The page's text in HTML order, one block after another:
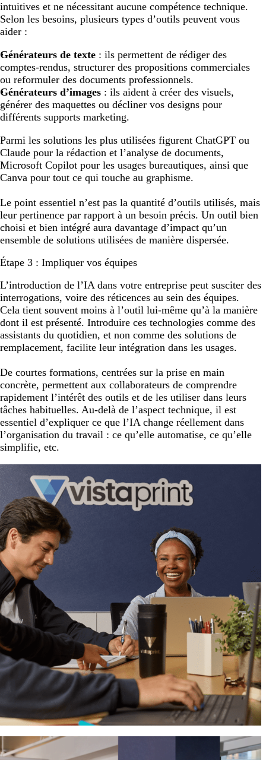
intuitives et ne nécessitant aucune compétence technique.
Selon les besoins, plusieurs types d’outils peuvent vous
aider :
Générateurs de texte : ils permettent de rédiger des
comptes-rendus, structurer des propositions commerciales
ou reformuler des documents professionnels.
Générateurs d’images : ils aident à créer des visuels,
générer des maquettes ou décliner vos designs pour
différents supports marketing.
Parmi les solutions les plus utilisées figurent ChatGPT ou
Claude pour la rédaction et l’analyse de documents,
Microsoft Copilot pour les usages bureautiques, ainsi que
Canva pour tout ce qui touche au graphisme.
Le point essentiel n’est pas la quantité d’outils utilisés, mais
leur pertinence par rapport à un besoin précis. Un outil bien
choisi et bien intégré aura davantage d’impact qu’un
ensemble de solutions utilisées de manière dispersée.
Étape 3 : Impliquer vos équipes
L’introduction de l’IA dans votre entreprise peut susciter des
interrogations, voire des réticences au sein des équipes.
Cela tient souvent moins à l’outil lui-même qu’à la manière
dont il est présenté. Introduire ces technologies comme des
assistants du quotidien, et non comme des solutions de
remplacement, facilite leur intégration dans les usages.
De courtes formations, centrées sur la prise en main
concrète, permettent aux collaborateurs de comprendre
rapidement l’intérêt des outils et de les utiliser dans leurs
tâches habituelles. Au-delà de l’aspect technique, il est
essentiel d’expliquer ce que l’IA change réellement dans
l’organisation du travail : ce qu’elle automatise, ce qu’elle
simplifie, etc.